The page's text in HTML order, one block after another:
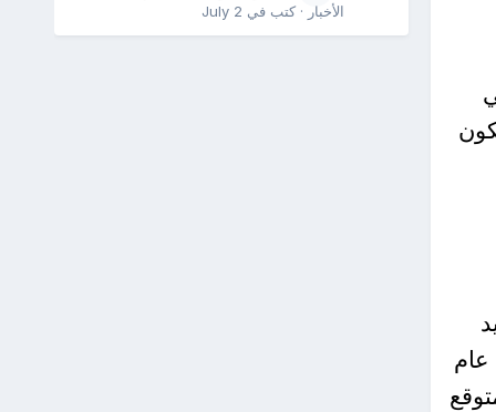
دولار، ويكون
عام
الأخبار · كتب في July 2